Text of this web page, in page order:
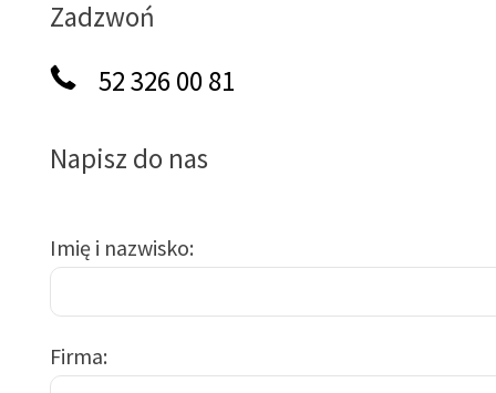
Zadzwoń
52 326 00 81
Napisz do nas
Imię i nazwisko
Firma